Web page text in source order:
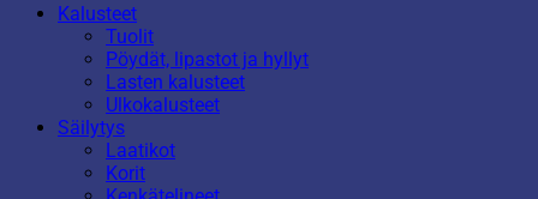
Kalusteet
Tuolit
Pöydät, lipastot ja hyllyt
Lasten kalusteet
Ulkokalusteet
Säilytys
Laatikot
Korit